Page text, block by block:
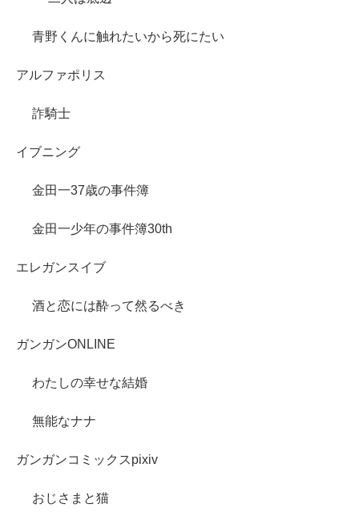
青野くんに触れたいから死にたい
アルファポリス
詐騎士
イブニング
金田一37歳の事件簿
金田一少年の事件簿30th
エレガンスイブ
酒と恋には酔って然るべき
ガンガンONLINE
わたしの幸せな結婚
無能なナナ
ガンガンコミックスpixiv
おじさまと猫